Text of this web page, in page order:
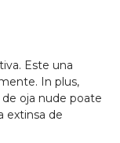
Este una
In plus,
oja nude poate
extinsa de